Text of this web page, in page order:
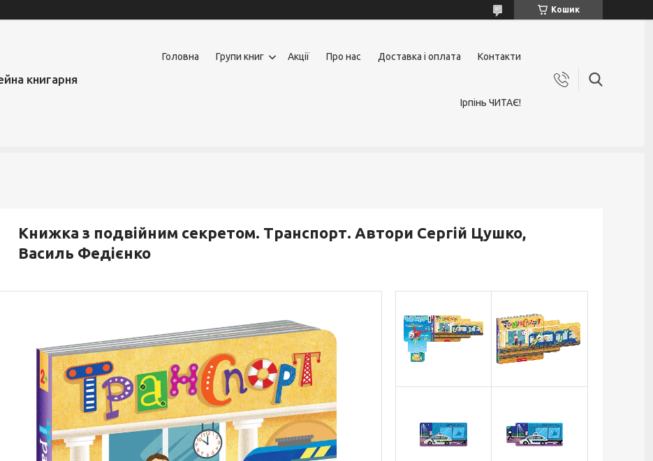
Кошик
книгарня
Головна Групи книг Акції Про нас Доставка і оплата Контакти
Ірпінь ЧИТАЄ!
Книжка з подвійним секретом. Транспорт. Автори Сергій Цушко,
Василь Федієнко